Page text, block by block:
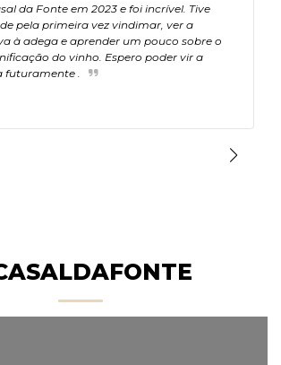
da Fonte em 2023 e foi incrível. Tive
pela primeira vez vindimar, ver a
à adega e aprender um pouco sobre o
do vinho. Espero poder vir a
futuramente .